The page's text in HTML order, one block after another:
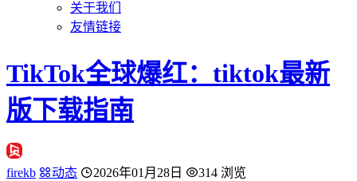
关于我们
友情链接
TikTok全球爆红：tiktok最新
版下载指南
firekb 动态 2026年01月28日
314 浏览